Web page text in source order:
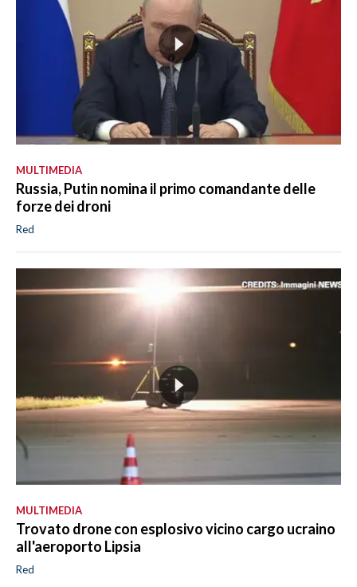
MULTIMEDIA
Russia, Putin nomina il primo comandante delle
forze dei droni
Red
MULTIMEDIA
Trovato drone con esplosivo vicino cargo ucraino
all'aeroporto Lipsia
Red